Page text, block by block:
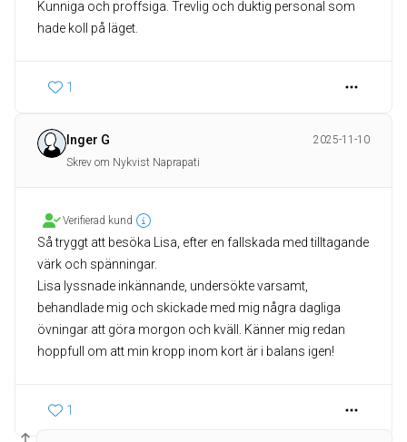
Kunniga och proffsiga. Trevlig och duktig personal som
hade koll på läget.
1
Inger G
2025-11-10
Skrev om Nykvist Naprapati
Verifierad kund
Så tryggt att besöka Lisa, efter en fallskada med tilltagande
värk och spänningar.
Lisa lyssnade inkännande, undersökte varsamt,
behandlade mig och skickade med mig några dagliga
övningar att göra morgon och kväll. Känner mig redan
hoppfull om att min kropp inom kort är i balans igen!
1